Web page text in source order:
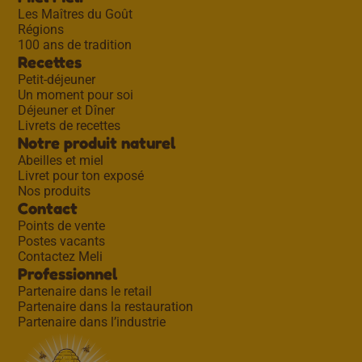
Les Maîtres du Goût
Régions
100 ans de tradition
Recettes
Petit-déjeuner
Un moment pour soi
Déjeuner et Dîner
Livrets de recettes
Notre produit naturel
Abeilles et miel
Livret pour ton exposé
Nos produits
Contact
Points de vente
Postes vacants
Contactez Meli
Professionnel
Partenaire dans le retail
Partenaire dans la restauration
Partenaire dans l’industrie